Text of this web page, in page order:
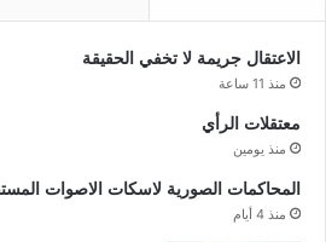
الاعتقال جريمة لا تخفي الحقيقة
منذ 11 ساعة
معتقلات الرأي
منذ يومين
المحاكمات الصورية لاسكات الاصوات
منذ 4 أيام